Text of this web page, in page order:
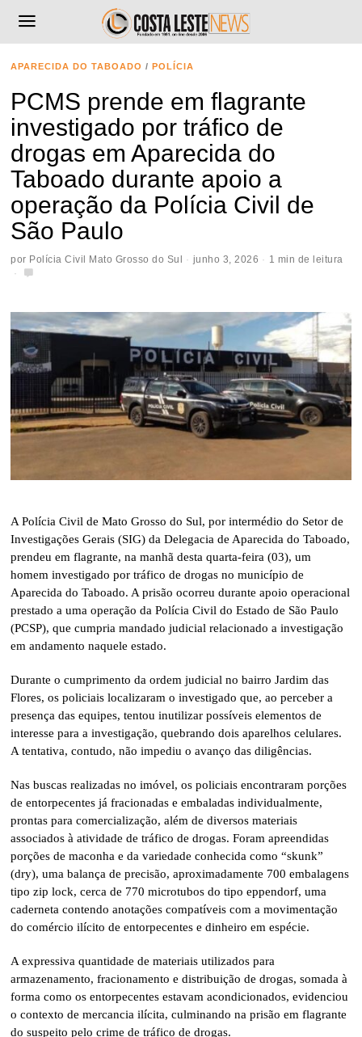
APARECIDA DO TABOADO / POLÍCIA
PCMS prende em flagrante
investigado por tráfico de
drogas em Aparecida do
Taboado durante apoio a
operação da Polícia Civil de
São Paulo
por Polícia Civil Mato Grosso do Sul junho 3, 2026 1 min de leitura
A Polícia Civil de Mato Grosso do Sul, por intermédio do Setor de
Investigações Gerais (SIG) da Delegacia de Aparecida do Taboado,
prendeu em flagrante, na manhã desta quarta-feira (03), um
homem investigado por tráfico de drogas no município de
Aparecida do Taboado. A prisão ocorreu durante apoio operacional
prestado a uma operação da Polícia Civil do Estado de São Paulo
(PCSP), que cumpria mandado judicial relacionado a investigação
em andamento naquele estado.
Durante o cumprimento da ordem judicial no bairro Jardim das
Flores, os policiais localizaram o investigado que, ao perceber a
presença das equipes, tentou inutilizar possíveis elementos de
interesse para a investigação, quebrando dois aparelhos celulares.
A tentativa, contudo, não impediu o avanço das diligências.
Nas buscas realizadas no imóvel, os policiais encontraram porções
de entorpecentes já fracionadas e embaladas individualmente,
prontas para comercialização, além de diversos materiais
associados à atividade de tráfico de drogas. Foram apreendidas
porções de maconha e da variedade conhecida como “skunk”
(dry), uma balança de precisão, aproximadamente 700 embalagens
tipo zip lock, cerca de 770 microtubos do tipo eppendorf, uma
caderneta contendo anotações compatíveis com a movimentação
do comércio ilícito de entorpecentes e dinheiro em espécie.
A expressiva quantidade de materiais utilizados para
armazenamento, fracionamento e distribuição de drogas, somada à
forma como os entorpecentes estavam acondicionados, evidenciou
o contexto de mercancia ilícita, culminando na prisão em flagrante
do suspeito pelo crime de tráfico de drogas.